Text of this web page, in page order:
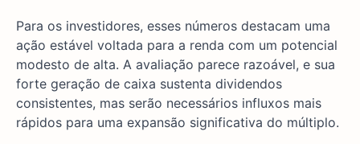
Para os investidores, esses números destacam uma
ação estável voltada para a renda com um potencial
modesto de alta. A avaliação parece razoável, e sua
forte geração de caixa sustenta dividendos
consistentes, mas serão necessários influxos mais
rápidos para uma expansão significativa do múltiplo.